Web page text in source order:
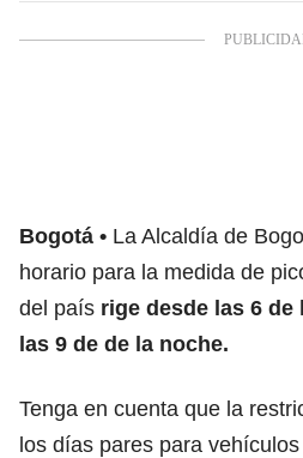
Bogotá
La Alcaldía de
horario para la medida de
del país rige desde las 6 de
las 9 de de la noche.
Tenga en cuenta que la
los días pares para